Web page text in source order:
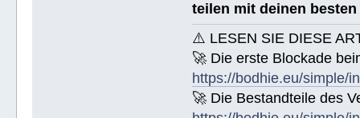
teilen mit deinen
⚠️ LESEN SIE DIESE
🚀 Die erste Blockade
https://bodhie.eu/simple/
🚀 Die Bestandteile des